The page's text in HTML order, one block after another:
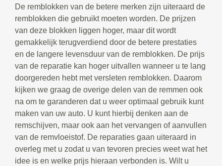
De remblokken van de betere merken zijn uiteraard de
remblokken die gebruikt moeten worden. De prijzen
van deze blokken liggen hoger, maar dit wordt
gemakkelijk terugverdiend door de betere prestaties
en de langere levensduur van de remblokken. De prijs
van de reparatie kan hoger uitvallen wanneer u te lang
doorgereden hebt met versleten remblokken. Daarom
kijken we graag de overige delen van de remmen ook
na om te garanderen dat u weer optimaal gebruik kunt
maken van uw auto. U kunt hierbij denken aan de
remschijven, maar ook aan het vervangen of aanvullen
van de remvloeistof. De reparaties gaan uiteraard in
overleg met u zodat u van tevoren precies weet wat het
idee is en welke prijs hieraan verbonden is. Wilt u